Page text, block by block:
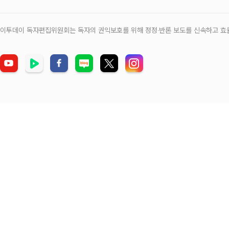
이투데이 독자편집위원회는 독자의 권익보호를 위해 정정‧반론 보도를 신속하고